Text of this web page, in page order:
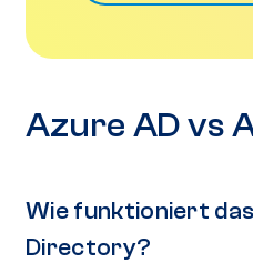
Azure AD vs
Wie funktioniert
Directory?